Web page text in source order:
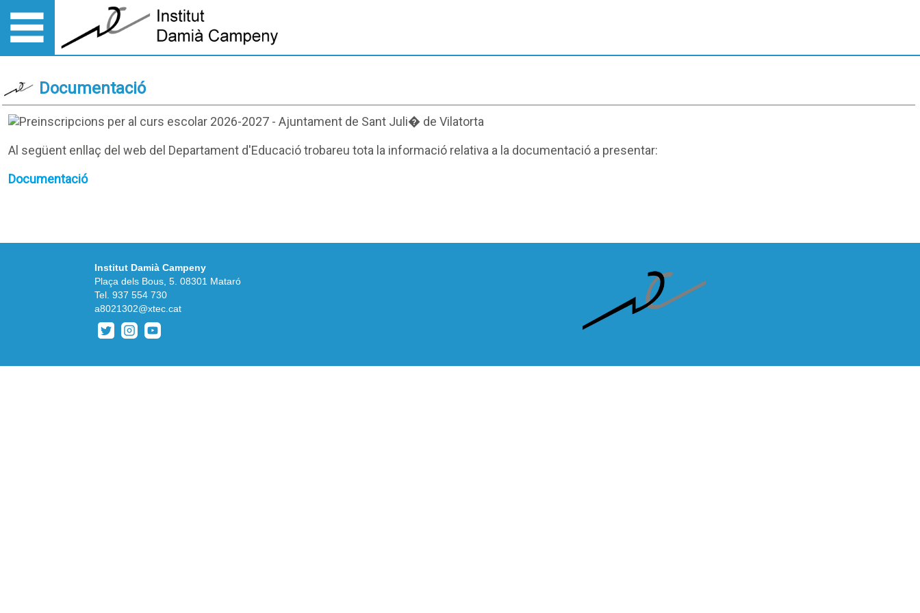
Documentació
Al següent enllaç del web del Departament d'Educació trobareu tota la informació relativa a la documentació a presentar:
Documentació
Institut Damià Campeny
Plaça dels Bous, 5. 08301 Mataró
Tel. 937 554 730
a8021302@xtec.cat